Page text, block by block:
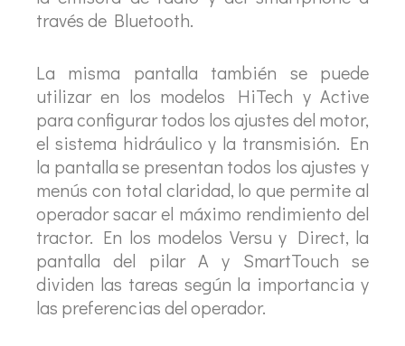
través de Bluetooth.
La misma pantalla también se puede
utilizar en los modelos HiTech y Active
para configurar todos los ajustes del motor,
el sistema hidráulico y la transmisión. En
la pantalla se presentan todos los ajustes y
menús con total claridad, lo que permite al
operador sacar el máximo rendimiento del
tractor. En los modelos Versu y Direct, la
pantalla del pilar A y SmartTouch se
dividen las tareas según la importancia y
las preferencias del operador.